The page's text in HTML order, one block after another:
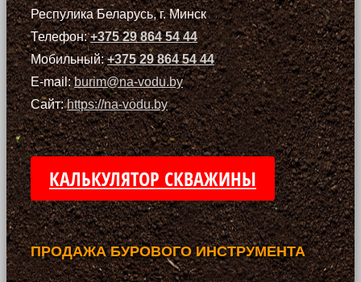
Респулика Беларусь, г. Минск
Телефон:+375 29 864 54 44
Мобильный:+375 29 864 54 44
E-mail:burim@na-vodu.by
Сайт:https://na-vodu.by
КАЛЬКУЛЯТОР СКВАЖИНЫ
ПРОДАЖА БУРОВОГО ИНСТРУМЕНТА